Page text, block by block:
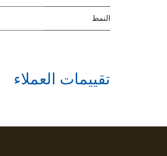
النمط
تقييمات العملاء